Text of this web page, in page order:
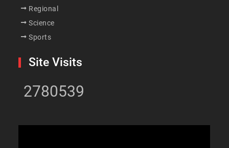
Regional
Science
Sports
Site Visits
2780539